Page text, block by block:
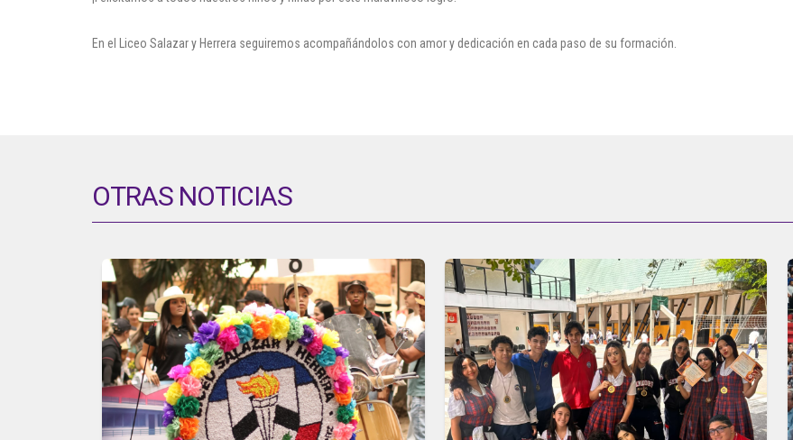
En el Liceo Salazar y Herrera seguiremos acompañándolos con amor y dedicación en cada paso de su formación.
OTRAS NOTICIAS